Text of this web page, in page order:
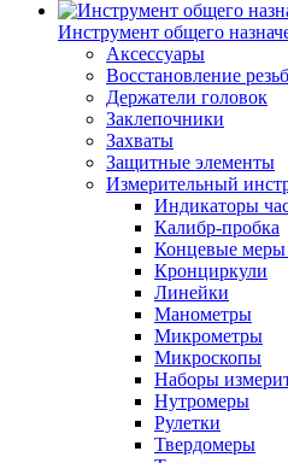
Инструмент общего
Аксессуары
Восстановление
Держатели головок
Заклепочники
Захваты
Защитные элементы
Измерительный
Индикаторы
Калибр-пробка
Концевые
Кронциркули
Линейки
Манометры
Микрометры
Микроскопы
Наборы
Нутромеры
Рулетки
Твердомеры